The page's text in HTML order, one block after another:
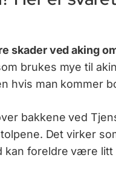
skader ved aking
brukes mye til
hvis man kommer
bakkene ved
Det virker
foreldre være litt